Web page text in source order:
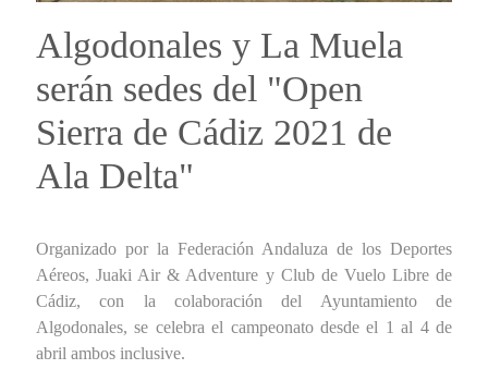
Algodonales y La Muela
serán sedes del "Open
Sierra de Cádiz 2021 de
Ala Delta"
Organizado por la Federación Andaluza de los Deportes
Aéreos, Juaki Air & Adventure y Club de Vuelo Libre de
Cádiz, con la colaboración del Ayuntamiento de
Algodonales, se celebra el campeonato desde el 1 al 4 de
abril ambos inclusive.